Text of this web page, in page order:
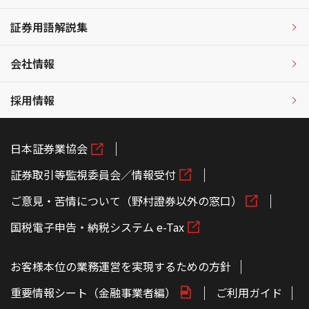
証券用語解説集
会社情報
採用情報
日本証券業協会
証券取引等監視委員会／情報受付
ご意見・苦情について（野村證券以外の窓口）
国税電子申告・納税システム e-Tax
お客様本位の業務運営を実現するための方針
重要情報シート（金融事業者編）
ご利用ガイド